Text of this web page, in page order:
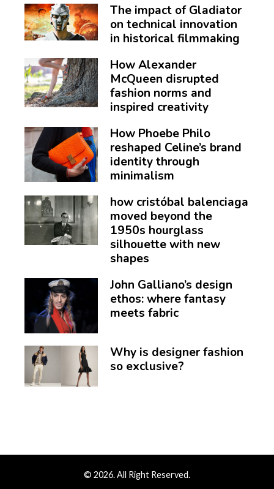
The impact of Gladiator
on technical innovation
in historical filmmaking
How Alexander
McQueen disrupted
fashion norms and
inspired creativity
How Phoebe Philo
reshaped Celine’s brand
identity through
minimalism
how cristóbal balenciaga
moved beyond the
1950s hourglass
silhouette with new
shapes
John Galliano’s design
ethos: where fantasy
meets fabric
Why is designer fashion
so exclusive?
© 2026. All Right Reserved.